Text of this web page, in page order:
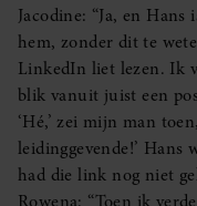
Jacodine: “Ja, en
hem, zonder dit te
LinkedIn liet lezen. Ik
blik vanuit juist een
‘Hé,’ zei mijn man
leidinggevende!’ Hans
had die link nog niet
Rowena: “Toen ik